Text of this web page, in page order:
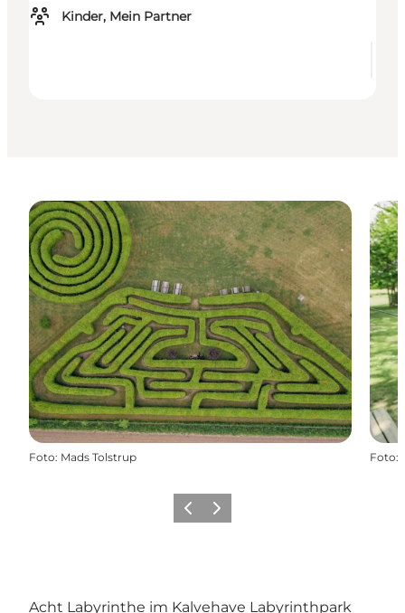
Kinder, Mein Partner
Foto: Mads Tolstrup Foto:
ZurückWeiter
Acht Labyrinthe im Kalvehave Labyrinthpark